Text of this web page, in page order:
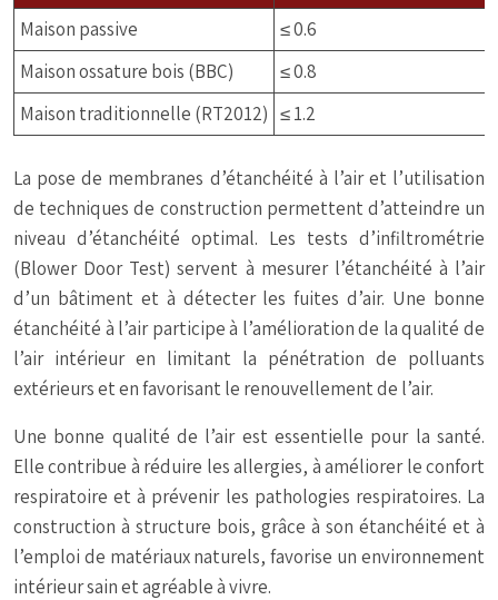
Maison passive
≤ 0.6
Maison ossature bois (BBC)
≤ 0.8
Maison traditionnelle (RT2012) ≤ 1.2
La pose de membranes d’étanchéité à l’air et l’utilisation
de techniques de construction permettent d’atteindre un
niveau d’étanchéité optimal. Les tests d’infiltrométrie
(Blower Door Test) servent à mesurer l’étanchéité à l’air
d’un bâtiment et à détecter les fuites d’air. Une bonne
étanchéité à l’air participe à l’amélioration de la qualité de
l’air intérieur en limitant la pénétration de polluants
extérieurs et en favorisant le renouvellement de l’air.
Une bonne qualité de l’air est essentielle pour la santé.
Elle contribue à réduire les allergies, à améliorer le confort
respiratoire et à prévenir les pathologies respiratoires. La
construction à structure bois, grâce à son étanchéité et à
l’emploi de matériaux naturels, favorise un environnement
intérieur sain et agréable à vivre.